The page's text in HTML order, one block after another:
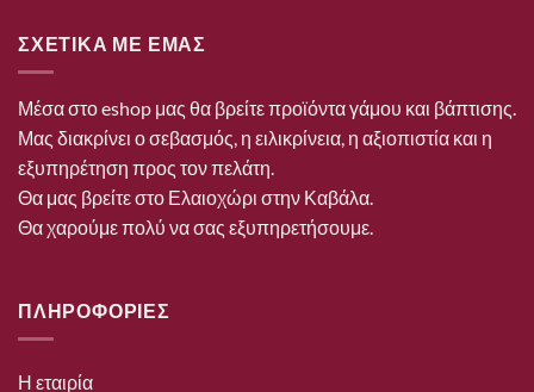
ΣΧΕΤΙΚΑ ΜΕ ΕΜΑΣ
Μέσα στο eshop μας θα βρείτε προϊόντα γάμου και βάπτισης.
Μας διακρίνει ο σεβασμός, η ειλικρίνεια, η αξιοπιστία και η
εξυπηρέτηση προς τον πελάτη.
Θα μας βρείτε στο Ελαιοχώρι στην Καβάλα.
Θα χαρούμε πολύ να σας εξυπηρετήσουμε.
ΠΛΗΡΟΦΟΡΙΕΣ
Η εταιρία